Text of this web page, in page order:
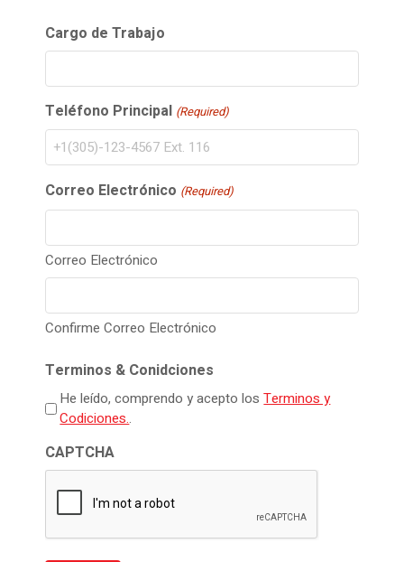
Cargo de Trabajo
Teléfono Principal (Required)
Correo Electrónico (Required)
Correo Electrónico
Confirme Correo Electrónico
Terminos & Conidciones
He leído, comprendo y acepto losTerminos y
Codiciones..
CAPTCHA